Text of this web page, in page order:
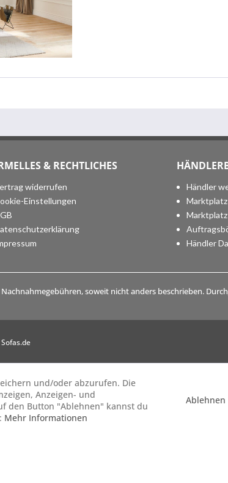
& RECHTLICHES
widerrufen
Einstellungen
Händler
Händler
soweit nicht anders beschrieben.
und/oder abzurufen. Die
Anzeigen- und
den Button "Ablehnen" kannst du
Mehr Informationen
Ablehnen